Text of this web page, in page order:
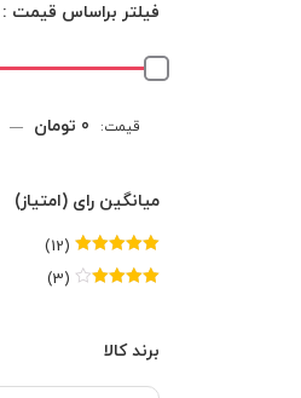
فیلتر براساس قیمت :
قیمت: 0 تومان —
میانگین رای (امتیاز)
امتیاز 5 از 5
(12)
(3)
برند کالا